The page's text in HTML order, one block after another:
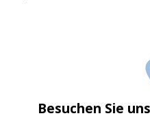
Besuchen Sie